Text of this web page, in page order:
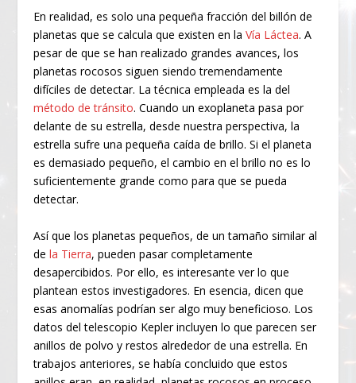
En realidad, es solo una pequeña fracción del billón de
planetas que se calcula que existen en laVía Láctea. A
pesar de que se han realizado grandes avances, los
planetas rocosos siguen siendo tremendamente
difíciles de detectar. La técnica empleada es la del
método de tránsito. Cuando un exoplaneta pasa por
delante de su estrella, desde nuestra perspectiva, la
estrella sufre una pequeña caída de brillo. Si el planeta
es demasiado pequeño, el cambio en el brillo no es lo
suficientemente grande como para que se pueda
detectar.
Así que los planetas pequeños, de un tamaño similar al
dela Tierra, pueden pasar completamente
desapercibidos. Por ello, es interesante ver lo que
plantean estos investigadores. En esencia, dicen que
esas anomalías podrían ser algo muy beneficioso. Los
datos del telescopio Kepler incluyen lo que parecen ser
anillos de polvo y restos alrededor de una estrella. En
trabajos anteriores, se había concluido que estos